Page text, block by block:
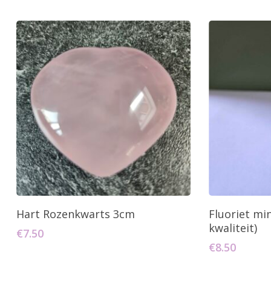
Toevoegen Aan Winkelwagen
Hart Rozenkwarts 3cm
€7.50
Fluoriet
kwaliteit)
€8.50